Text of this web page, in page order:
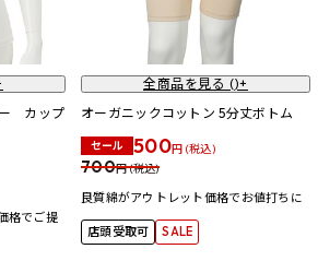
ー カップ
格でご提
全商品を見る ()+
オーガニックコットン 5分丈ボトム
セール 500円 (税込)
700円 (税込)
良質綿がアウトレット価格でお値打ちに
店頭受取可 SALE